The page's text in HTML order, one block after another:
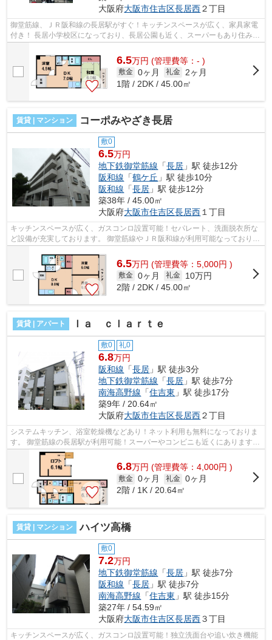
大阪府大阪市住吉区長居西２丁目
御堂筋線、ＪＲ阪和線の長居駅がすぐ！キッチンスペースが広く、家具家電
付き！ 長居小学校区になっており、長居公園も近く、スーパーもあり住みや
6.5万円 (管理費等：- )
敷金 0ヶ月 礼金
2ヶ月
1階 / 2DK / 45.00㎡
賃貸 | マンション コーポみやざき長居
敷0
6.5万円
地下鉄御堂筋線 「長居 」駅 徒歩12分
阪和線 「鶴ケ丘 」駅 徒歩10分
阪和線 「長居 」駅 徒歩12分
築38年 / 45.00㎡
大阪府大阪市住吉区長居西 １丁目
キッチンスペースが広く、ガスコンロ設置可能！セパレート、洗面脱衣所な
ど設備が充実しております。 御堂筋線やＪＲ阪和線が利用可能なっており、
6.5万円 (管理費等：5,000円 )
敷金 0ヶ月 礼金
10万円
2階 / 2DK / 45.00㎡
賃貸 | アパート ｌａ ｃｌａｒｔｅ
敷0 礼0
6.8万円
阪和線 「長居 」駅 徒歩3分
地下鉄御堂筋線 「長居 」駅 徒歩7分
南海高野線 「住吉東 」駅 徒歩17分
築9年 / 20.64㎡
大阪府大阪市住吉区長居西２丁目
システムキッチン、浴室乾燥機などあり！ネット利用も無料になっておりま
す。 御堂筋線の長居駅が利用可能！スーパーやコンビニも近くにあります。
■□■□■□■□■□■□■□■□■□■□■□■□■□■□■□■...
6.8万円 (管理費等：4,000円 )
敷金 0ヶ月 礼金 0ヶ月
2階 / 1K / 20.64㎡
賃貸 | マンション ハイツ高橋
敷0
7.2万円
地下鉄御堂筋線 「長居 」駅 徒歩7分
阪和線 「長居 」駅 徒歩7分
南海高野線 「住吉東 」駅 徒歩15分
築27年 / 54.59㎡
大阪府大阪市住吉区長居西３丁目
キッチンスペースが広く、ガスコンロ設置可能！独立洗面台や追い炊き機能